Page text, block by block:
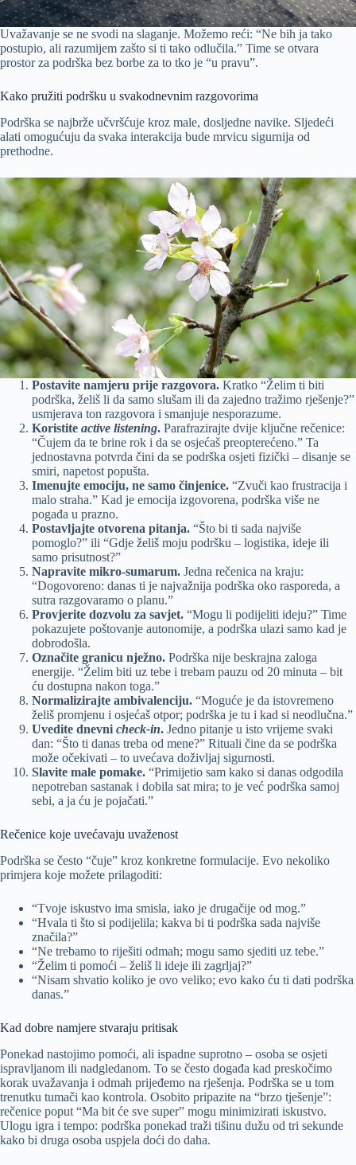
Uvažavanje se ne svodi na slaganje. Možemo reći: “Ne bih ja tako
postupio, ali razumijem zašto si ti tako odlučila.” Time se otvara
prostor za podrška bez borbe za to tko je “u pravu”.
Kako pružiti podršku u svakodnevnim razgovorima
Podrška se najbrže učvršćuje kroz male, dosljedne navike. Sljedeći
alati omogućuju da svaka interakcija bude mrvicu sigurnija od
prethodne.
Postavite namjeru prije razgovora. Kratko “Želim ti biti
podrška, želiš li da samo slušam ili da zajedno tražimo rješenje?”
usmjerava ton razgovora i smanjuje nesporazume.
Koristite active listening. Parafrazirajte dvije ključne rečenice:
“Čujem da te brine rok i da se osjećaš preopterećeno.” Ta
jednostavna potvrda čini da se podrška osjeti fizički – disanje se
smiri, napetost popušta.
Imenujte emociju, ne samo činjenice. “Zvuči kao frustracija i
malo straha.” Kad je emocija izgovorena, podrška više ne
pogađa u prazno.
Postavljajte otvorena pitanja. “Što bi ti sada najviše
pomoglo?” ili “Gdje želiš moju podršku – logistika, ideje ili
samo prisutnost?”
Napravite mikro-sumarum. Jedna rečenica na kraju:
“Dogovoreno: danas ti je najvažnija podrška oko rasporeda, a
sutra razgovaramo o planu.”
Provjerite dozvolu za savjet. “Mogu li podijeliti ideju?” Time
pokazujete poštovanje autonomije, a podrška ulazi samo kad je
dobrodošla.
Označite granicu nježno. Podrška nije beskrajna zaloga
energije. “Želim biti uz tebe i trebam pauzu od 20 minuta – bit
ću dostupna nakon toga.”
Normalizirajte ambivalenciju. “Moguće je da istovremeno
želiš promjenu i osjećaš otpor; podrška je tu i kad si neodlučna.”
Uvedite dnevni check-in. Jedno pitanje u isto vrijeme svaki
dan: “Što ti danas treba od mene?” Rituali čine da se podrška
može očekivati – to uvećava doživljaj sigurnosti.
Slavite male pomake. “Primijetio sam kako si danas odgodila
nepotreban sastanak i dobila sat mira; to je već podrška samoj
sebi, a ja ću je pojačati.”
Rečenice koje uvećavaju uvaženost
Podrška se često “čuje” kroz konkretne formulacije. Evo nekoliko
primjera koje možete prilagoditi:
“Tvoje iskustvo ima smisla, iako je drugačije od mog.”
“Hvala ti što si podijelila; kakva bi ti podrška sada najviše
značila?”
“Ne trebamo to riješiti odmah; mogu samo sjediti uz tebe.”
“Želim ti pomoći – želiš li ideje ili zagrljaj?”
“Nisam shvatio koliko je ovo veliko; evo kako ću ti dati podrška
danas.”
Kad dobre namjere stvaraju pritisak
Ponekad nastojimo pomoći, ali ispadne suprotno – osoba se osjeti
ispravljanom ili nadgledanom. To se često događa kad preskočimo
korak uvažavanja i odmah prijeđemo na rješenja. Podrška se u tom
trenutku tumači kao kontrola. Osobito pripazite na “brzo tješenje”:
rečenice poput “Ma bit će sve super” mogu minimizirati iskustvo.
Ulogu igra i tempo: podrška ponekad traži tišinu dužu od tri sekunde
kako bi druga osoba uspjela doći do daha.